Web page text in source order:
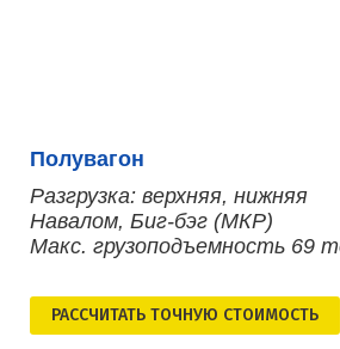
Полувагон
Разгрузка: верхняя, нижняя
Навалом, Биг-бэг (МКР)
Макс. грузоподъемность 69
РАСCЧИТАТЬ ТОЧНУЮ СТОИМОСТЬ